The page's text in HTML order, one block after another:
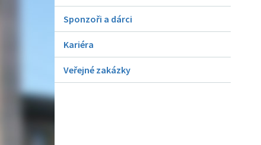
Sponzoři a dárci
Kariéra
Veřejné zakázky